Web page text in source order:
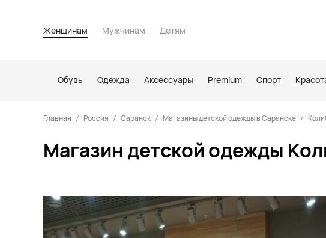
Женщинам Мужчинам Детям
Обувь Одежда Аксессуары Premium Спорт
Главная Россия Саранск Магазины детской одежды в Саранске
Магазин детской одежды